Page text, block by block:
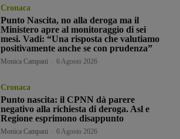
Cronaca
Punto Nascita, no alla deroga ma il
Ministero apre al monitoraggio di sei
mesi. Vadi: “Una risposta che valutiamo
positivamente anche se con prudenza”
Monica Campani 6 Agosto 2026
Cronaca
Punto nascita: il CPNN dà parere
negativo alla richiesta di deroga. Asl e
Regione esprimono disappunto
Monica Campani 6 Agosto 2026